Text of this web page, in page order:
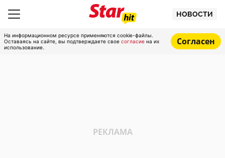
НОВОСТИ
На информационном ресурсе применяются cookie-файлы.
Оставаясь на сайте, вы подтверждаете свое согласие на их
использование.
Согласен